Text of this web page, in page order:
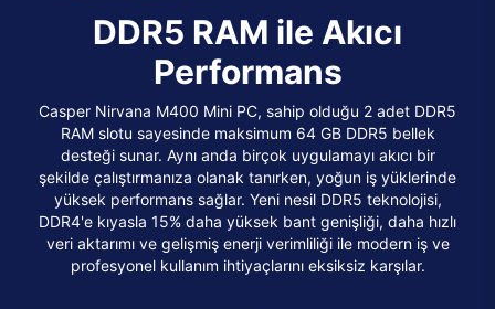
DDR5 RAM ile Akıcı
Performans
Casper Nirvana M400 Mini PC, sahip olduğu 2 adet DDR5
RAM slotu sayesinde maksimum 64 GB DDR5 bellek
desteği sunar. Aynı anda birçok uygulamayı akıcı bir
şekilde çalıştırmanıza olanak tanırken, yoğun iş yüklerinde
yüksek performans sağlar. Yeni nesil DDR5 teknolojisi,
DDR4'e kıyasla 15% daha yüksek bant genişliği, daha hızlı
veri aktarımı ve gelişmiş enerji verimliliği ile modern iş ve
profesyonel kullanım ihtiyaçlarını eksiksiz karşılar.